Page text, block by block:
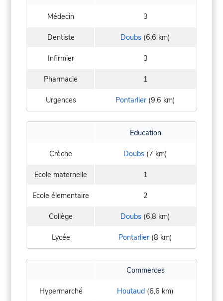
Médecin 3
Dentiste Doubs (6,6 km)
Infirmier 3
Pharmacie 1
Urgences Pontarlier (9,6 km)
Education
Crèche Doubs (7 km)
Ecole maternelle 1
Ecole élementaire 2
Collège Doubs (6,8 km)
Lycée Pontarlier (8 km)
Commerces
Hypermarché Houtaud (6,6 km)